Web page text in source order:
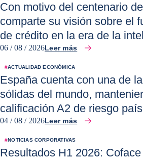
Con motivo del centenario
comparte su visión sobre el
de crédito en la era de la
06 / 08 / 2026Leer más
#ACTUALIDAD ECONÓMICA
España cuenta con una de
sólidas del mundo,
calificación A2 de riesgo
04 / 08 / 2026Leer más
#NOTICIAS CORPORATIVAS
Resultados H1 2026: